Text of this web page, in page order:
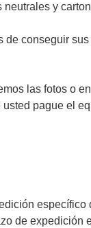
y
conseguir
las fotos o
pague el
específico
de expedición